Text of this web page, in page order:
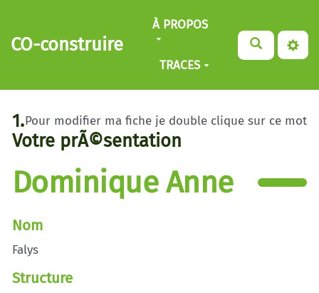
Aller au contenu principal
CO-construire
À PROPOS
TRACES
Pour modifier ma fiche je double clique sur ce mot
1.
Votre prÃ©sentation
Dominique Anne
Nom
Falys
Structure